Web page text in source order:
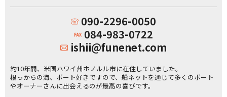
090-2296-0050
084-983-0722
ishii@funenet.com
約10年間、米国ハワイ州ホノルル市に在住していました。
根っからの海、ボート好きですので、船ネットを通じて多くのボート
やオーナーさんに出会えるのが最高の喜びです。